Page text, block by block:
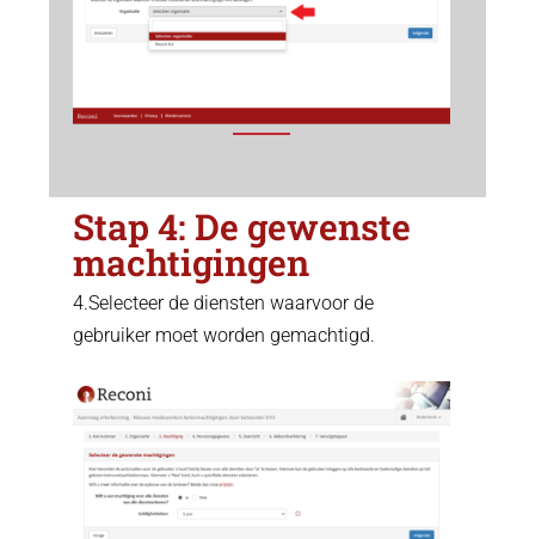
Stap 4: De gewenste
machtigingen
4.Selecteer de diensten waarvoor de
gebruiker moet worden gemachtigd.